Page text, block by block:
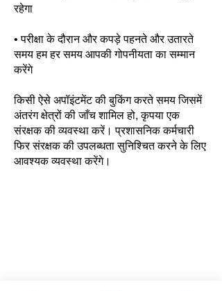
रहेगा
• परीक्षा के दौरान और कपड़े पहनते और उतारते
समय हम हर समय आपकी गोपनीयता का सम्मान
करेंगे
किसी ऐसे अपॉइंटमेंट की बुकिंग करते समय जिसमें
अंतरंग क्षेत्रों की जाँच शामिल हो, कृपया एक
संरक्षक की व्यवस्था करें। प्रशासनिक कर्मचारी
फिर संरक्षक की उपलब्धता सुनिश्चित करने के लिए
आवश्यक व्यवस्था करेंगे।